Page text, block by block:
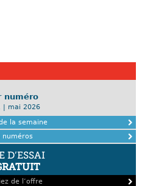
numéro
| mai 2026
la semaine
numéros
D’ESSAI
de l’offre